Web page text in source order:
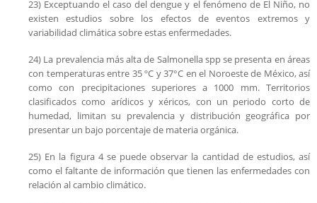
23) Exceptuando el caso del dengue y el fenómeno de El Niño, no
existen estudios sobre los efectos de eventos extremos y
variabilidad climática sobre estas enfermedades.
24) La prevalencia más alta de Salmonella spp se presenta en áreas
con temperaturas entre 35 ºC y 37°C en el Noroeste de México, así
como con precipitaciones superiores a 1000 mm. Territorios
clasificados como arídicos y xéricos, con un periodo corto de
humedad, limitan su prevalencia y distribución geográfica por
presentar un bajo porcentaje de materia orgánica.
25) En la figura 4 se puede observar la cantidad de estudios, así
como el faltante de información que tienen las enfermedades con
relación al cambio climático.